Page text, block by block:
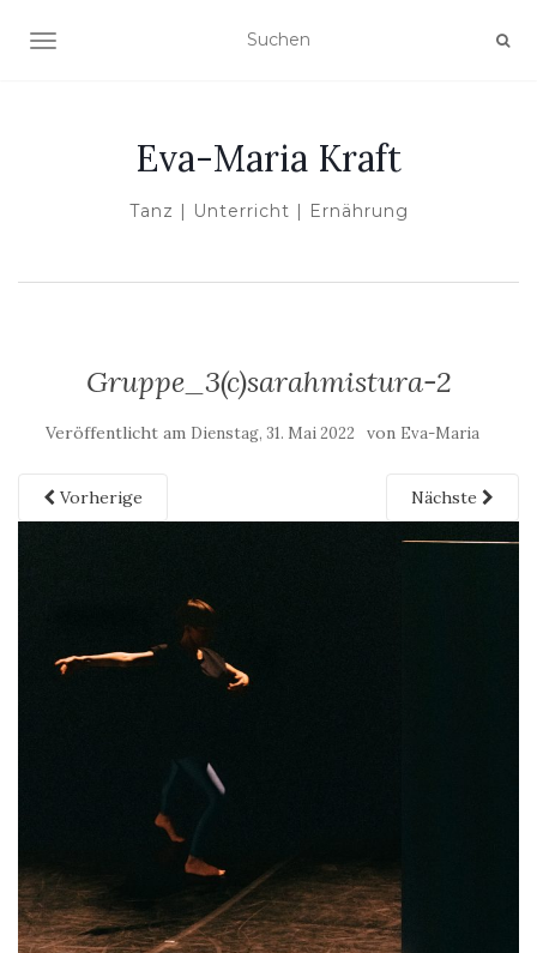
NAVIGATION UMSCHALTEN
Eva-Maria Kraft
Tanz | Unterricht | Ernährung
Gruppe_3(c)sarahmistura-2
Veröffentlicht am Dienstag, 31. Mai 2022 von Eva-Maria
Vorherige Nächste